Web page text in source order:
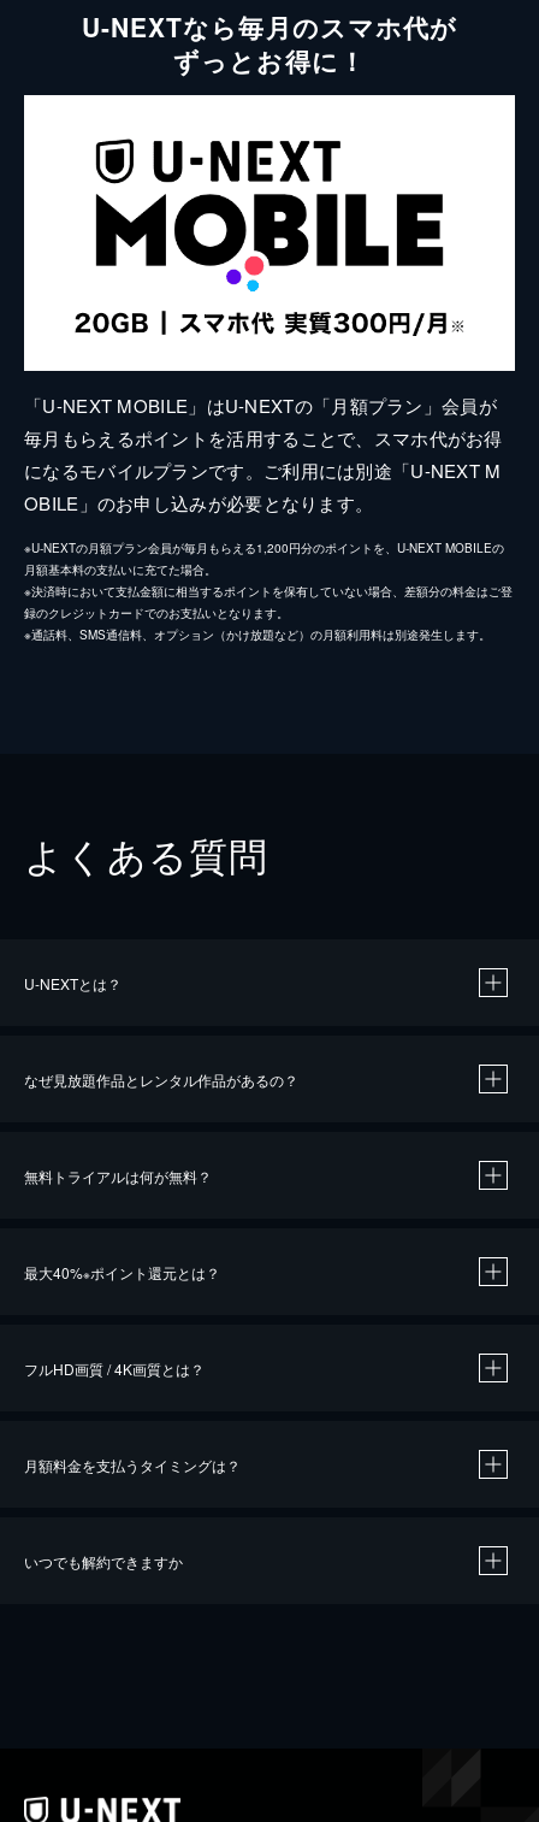
U-NEXTなら毎月のスマホ代が
ずっとお得に！
「U-NEXT MOBILE」はU-NEXTの「月額プラン」会員が
毎月もらえるポイントを活用することで、スマホ代がお得
になるモバイルプランです。ご利用には別途「U-NEXT M
OBILE」のお申し込みが必要となります。
※U-NEXTの月額プラン会員が毎月もらえる1,200円分のポイントを、U-NEXT MOBILEの
月額基本料の支払いに充てた場合。
※決済時において支払金額に相当するポイントを保有していない場合、差額分の料金はご登
録のクレジットカードでのお支払いとなります。
※通話料、SMS通信料、オプション（かけ放題など）の月額利用料は別途発生します。
よくある質問
U-NEXTとは？
なぜ見放題作品とレンタル作品があるの？
無料トライアルは何が無料？
最大40%※ポイント還元とは？
※40％ポイント還元の対象は、クレジットカード決済による作品の購入 / レンタルです。
フルHD画質 / 4K画質とは？
月額料金を支払うタイミングは？
いつでも解約できますか